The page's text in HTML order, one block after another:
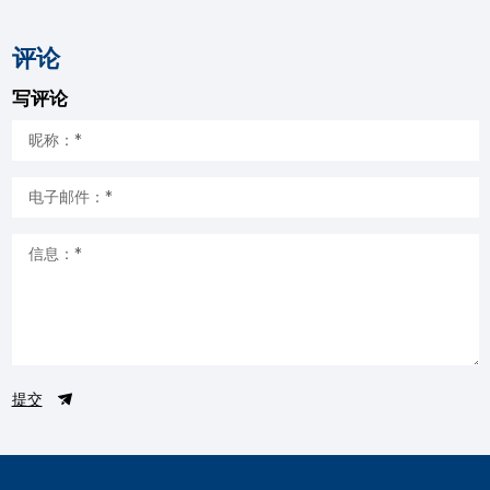
评论
写评论
提交